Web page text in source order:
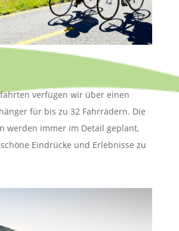
verfügen wir über einen
für bis zu 32 Fahrrädern. Die
werden immer im Detail geplant,
Eindrücke und Erlebnisse zu